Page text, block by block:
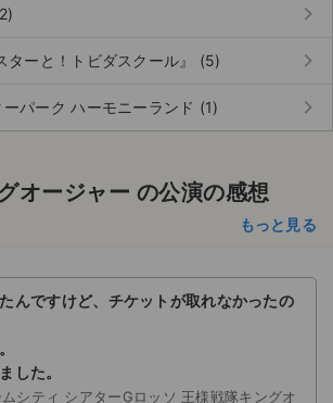
表記
て
keyboard_arrow_right
ターと！トビダスクール』 (5) keyboard_arrow_right
パーク ハーモニーランド (1) keyboard_arrow_right
オージャー の公演の感想
もっと見る
んですけど、チケットが取れなかったの
した。
シティ シアターGロッソ 王様戦隊キングオ